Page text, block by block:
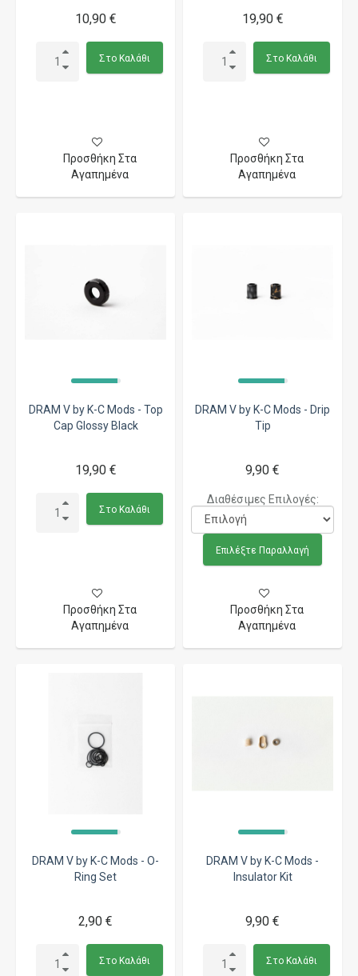
10,90 €
Στο Καλάθι
Προσθήκη Στα
Αγαπημένα
19,90 €
Στο Καλάθι
Προσθήκη Στα
Αγαπημένα
DRAM V by K-C Mods - Top
Cap Glossy Black
19,90 €
Στο Καλάθι
Προσθήκη Στα
Αγαπημένα
DRAM V by K-C Mods - Drip
Tip
9,90 €
Διαθέσιμες Επιλογές:
Επιλέξτε Παραλλαγή
Προσθήκη Στα
Αγαπημένα
DRAM V by K-C Mods - O-
Ring Set
2,90 €
Στο Καλάθι
DRAM V by K-C Mods -
Insulator Kit
9,90 €
Στο Καλάθι